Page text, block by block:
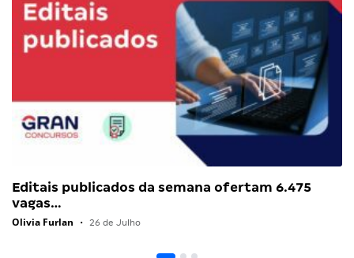
Editais publicados da semana ofertam 6.475
vagas…
Olivia Furlan • 26 de Julho